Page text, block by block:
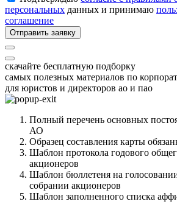
персональных данных и принимаю
соглашение
Отправить заявку
скачайте бесплатную подборку
самых полезных материалов по
для юристов и директоров ао и пао
Полный перечень основных
АО
Образец составления карты
Шаблон протокола годового
акционеров
Шаблон бюллетеня на
собрании акционеров
Шаблон заполненного списка